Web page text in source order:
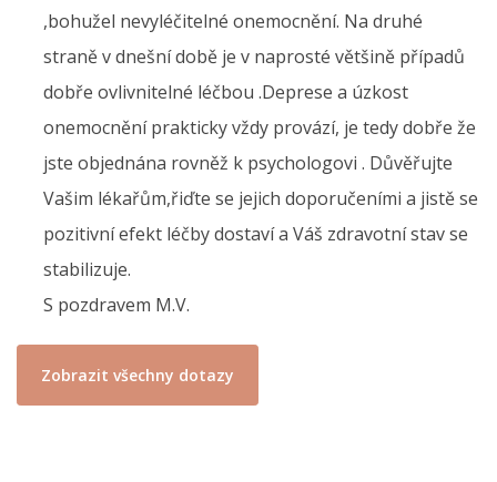
,bohužel nevyléčitelné onemocnění. Na druhé
straně v dnešní době je v naprosté většině případů
dobře ovlivnitelné léčbou .Deprese a úzkost
onemocnění prakticky vždy provází, je tedy dobře že
jste objednána rovněž k psychologovi . Důvěřujte
Vašim lékařům,řiďte se jejich doporučeními a jistě se
pozitivní efekt léčby dostaví a Váš zdravotní stav se
stabilizuje.
S pozdravem M.V.
Zobrazit všechny dotazy